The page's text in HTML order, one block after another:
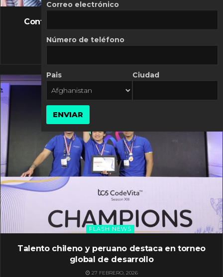
FLASH NEWS
Controversia de Mercado Libre por costos
10 MARZO, 2026
FLASH NEWS
Talento chileno y peruano destaca en torneo
global de desarrollo
27 FEBRERO, 2026
Correo electrónico
Número de teléfono
Pais Ciudad
ENVIAR